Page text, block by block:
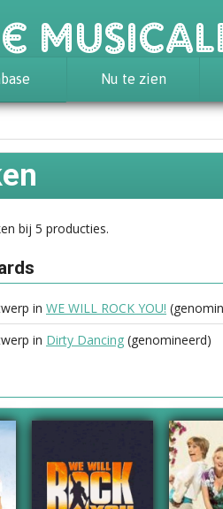
Nu te zien
bij 5 producties.
in WE WILL ROCK YOU!
in Dirty Dancing (genomineerd)